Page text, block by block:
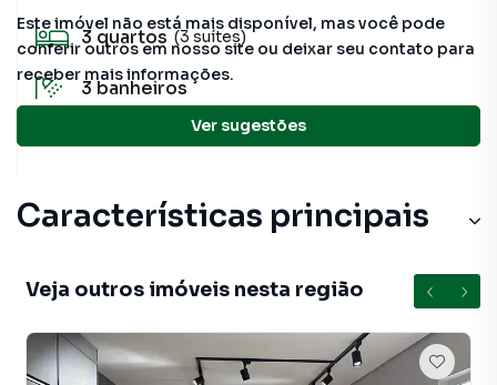
Este imóvel não está mais disponível, mas você pode
conferir outros em nosso site ou deixar seu contato para
receber mais informações.
Ver sugestões
3 quartos (3 suítes)
3 banheiros
Características principais
Veja outros imóveis nesta região